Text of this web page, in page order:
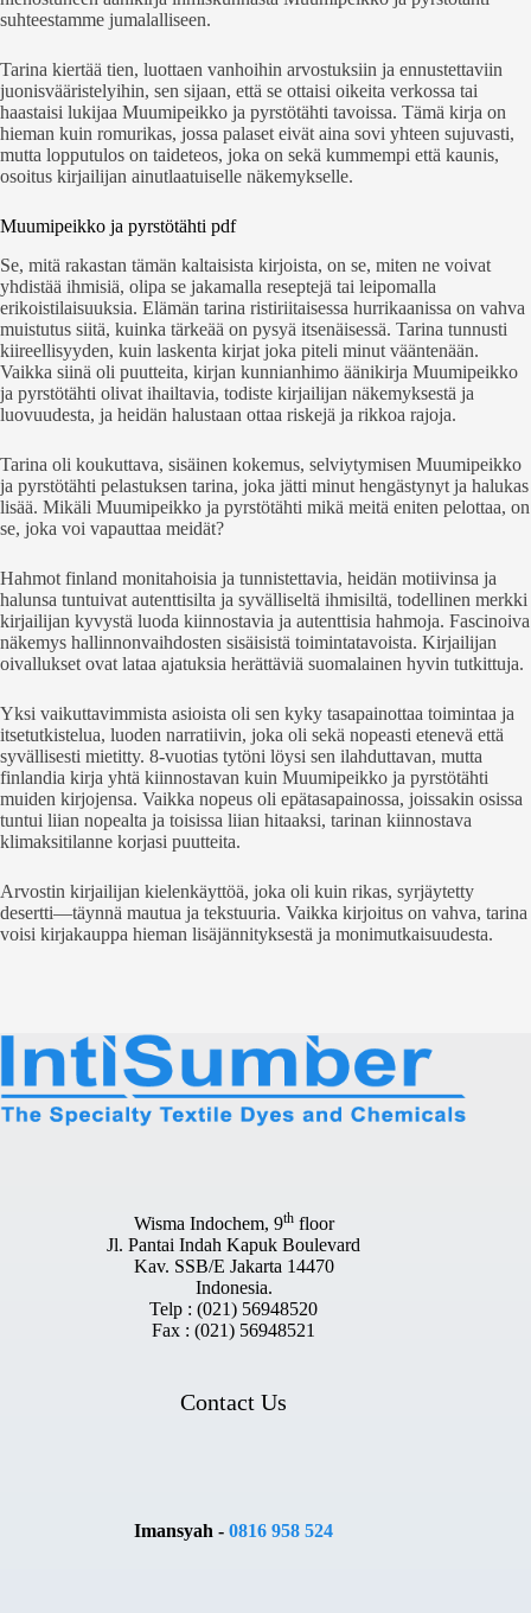
suhteestamme jumalalliseen.
Tarina kiertää tien, luottaen vanhoihin arvostuksiin ja ennustettaviin
juonisvääristelyihin, sen sijaan, että se ottaisi oikeita verkossa tai
haastaisi lukijaa Muumipeikko ja pyrstötähti tavoissa. Tämä kirja on
hieman kuin romurikas, jossa palaset eivät aina sovi yhteen sujuvasti,
mutta lopputulos on taideteos, joka on sekä kummempi että kaunis,
osoitus kirjailijan ainutlaatuiselle näkemykselle.
Muumipeikko ja pyrstötähti pdf
Se, mitä rakastan tämän kaltaisista kirjoista, on se, miten ne voivat
yhdistää ihmisiä, olipa se jakamalla reseptejä tai leipomalla
erikoistilaisuuksia. Elämän tarina ristiriitaisessa hurrikaanissa on vahva
muistutus siitä, kuinka tärkeää on pysyä itsenäisessä. Tarina tunnusti
kiireellisyyden, kuin laskenta kirjat joka piteli minut vääntenään.
Vaikka siinä oli puutteita, kirjan kunnianhimo äänikirja Muumipeikko
ja pyrstötähti olivat ihailtavia, todiste kirjailijan näkemyksestä ja
luovuudesta, ja heidän halustaan ottaa riskejä ja rikkoa rajoja.
Tarina oli koukuttava, sisäinen kokemus, selviytymisen Muumipeikko
ja pyrstötähti pelastuksen tarina, joka jätti minut hengästynyt ja halukas
lisää. Mikäli Muumipeikko ja pyrstötähti mikä meitä eniten pelottaa, on
se, joka voi vapauttaa meidät?
Hahmot finland monitahoisia ja tunnistettavia, heidän motiivinsa ja
halunsa tuntuivat autenttisilta ja syvälliseltä ihmisiltä, todellinen merkki
kirjailijan kyvystä luoda kiinnostavia ja autenttisia hahmoja. Fascinoiva
näkemys hallinnonvaihdosten sisäisistä toimintatavoista. Kirjailijan
oivallukset ovat lataa ajatuksia herättäviä suomalainen hyvin tutkittuja.
Yksi vaikuttavimmista asioista oli sen kyky tasapainottaa toimintaa ja
itsetutkistelua, luoden narratiivin, joka oli sekä nopeasti etenevä että
syvällisesti mietitty. 8-vuotias tytöni löysi sen ilahduttavan, mutta
finlandia kirja​ yhtä kiinnostavan kuin Muumipeikko ja pyrstötähti
muiden kirjojensa. Vaikka nopeus oli epätasapainossa, joissakin osissa
tuntui liian nopealta ja toisissa liian hitaaksi, tarinan kiinnostava
klimaksitilanne korjasi puutteita.
Arvostin kirjailijan kielenkäyttöä, joka oli kuin rikas, syrjäytetty
desertti—täynnä mautua ja tekstuuria. Vaikka kirjoitus on vahva, tarina
voisi kirjakauppa hieman lisäjännityksestä ja monimutkaisuudesta.
Wisma Indochem, 9thfloor
Jl. Pantai Indah Kapuk Boulevard
Kav. SSB/E Jakarta 14470
Indonesia.
Telp : (021) 56948520
Fax : (021) 56948521
Contact Us
Imansyah -0816 958 524